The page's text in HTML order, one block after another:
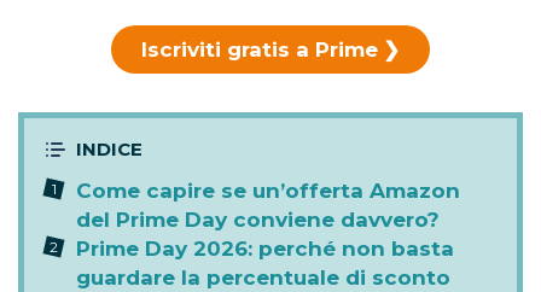
Iscriviti gratis a Prime
Come capire se un’offerta Amazon
del Prime Day conviene davvero?
Prime Day 2026: perché non basta
guardare la percentuale di sconto